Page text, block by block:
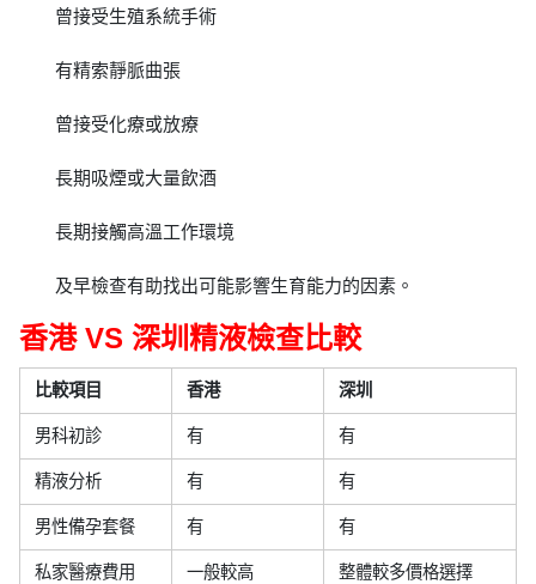
曾接受生殖系統手術
有精索靜脈曲張
曾接受化療或放療
長期吸煙或大量飲酒
長期接觸高溫工作環境
及早檢查有助找出可能影響生育能力的因素。
香港 VS 深圳精液檢查比較
比較項目 香港 深圳
男科初診 有 有
精液分析 有 有
男性備孕套餐 有 有
私家醫療費用 一般較高 整體較多價格選擇